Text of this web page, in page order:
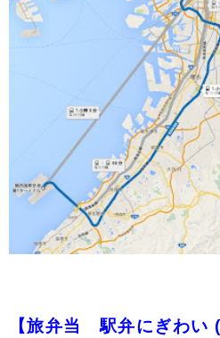
【旅弁当 駅弁にぎわい (